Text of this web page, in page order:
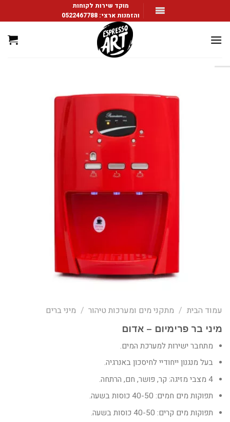
to
מוקד שירות לקוחות
והזמנות ארצי:0522467788
עמוד הבית / מתקני מים ומערכות טיהור / מיני ברים
מיני בר פרימיום – אדום
מתחבר ישירות למערכת המים.
בעל מנגנון ייחודיי לחיסכון באנרגיה.
4 מצבי מזיגה: קר, פושר, חם, הרתחה.
תפוקות מים חמים: 40-50 כוסות בשעה.
תפוקות מים קרים: 40-50 כוסות בשעה.